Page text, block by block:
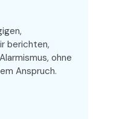
berichten,
ohne
Anspruch.